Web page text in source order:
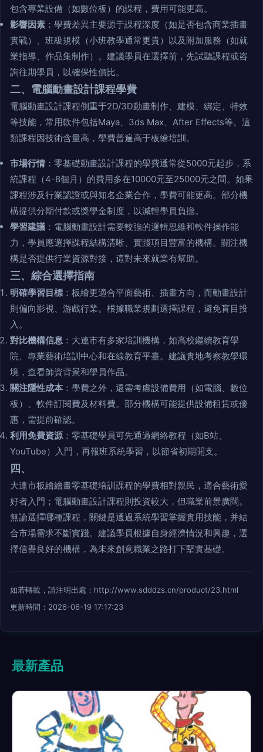
包含專業設備（如數位板）的課程，費用可能更高。
影響因素 ：學費差異主要源于課程深度（如是否包含商業插畫
實戰）、班級規模（小班教學通常更貴）以及附加服務（如就
業指導、作品集制作）。建議學員在選擇前，先試聽課程或咨
詢往期學員，以確保性價比。
二、電腦動畫設計課程學費
電腦動畫設計課程側重于2D/3D動畫制作、建模、綁定、特效
等技能，常用軟件包括Maya、3ds Max、After Effects等。這
類課程因技術含量高，學費普遍高于板繪培訓。
市場行情 ：零基礎動畫設計課程的學費通常從5000元起步，系
統課程（4-8個月）的費用多在10000元至25000元之間。如果
課程涉及行業認證或與知名企業合作，學費可能更高。部分機
構提供分期付款或獎學金制度，以減輕學員負擔。
學習建議 ：電腦動畫設計需要較強的邏輯思維和軟件操作能
力，學員應選擇課程結構清晰、實踐項目豐富的機構。關注機
構是否提供行業資源對接，這對未來就業有幫助。
三、綜合選擇指南
明確學習目標 ：板繪更適合平面藝術、插畫方向，而動畫設計
則偏向影視、游戲行業。根據職業規劃選擇課程，避免盲目投
入。
對比機構信息 ：大連市有多家培訓機構，如高校繼續教育學
院、專業藝術培訓中心和在線教育平臺。建議實地考察教學環
境，查看師資背景和學員作品。
關注隱性成本 ：學費之外，還需考慮設備費用（如電腦、數位
板）、軟件訂閱費及材料費。部分機構可能提供設備租賃或優
惠，需提前確認。
利用免費資源 ：零基礎學員可先通過網絡教程（如B站、
YouTube）入門，再報班系統學習，以節省初期開支。
四、
大連市板繪繪畫零基礎培訓課程的學費相對親民，適合藝術愛
好者入門；電腦動畫設計課程則投資較大，但職業前景廣闊。
無論選擇哪種課程，關鍵是通過系統學習掌握實用技能，并結
合市場需求不斷實踐。建議學員根據自身經濟情況和興趣，選
擇信譽良好的機構，為未來創意職業之路打下堅實基礎。
如若轉載，請注明出處：http://www.sdddzs.cn/product/23.html
更新時間：2026-06-19 17:17:23
最新產品